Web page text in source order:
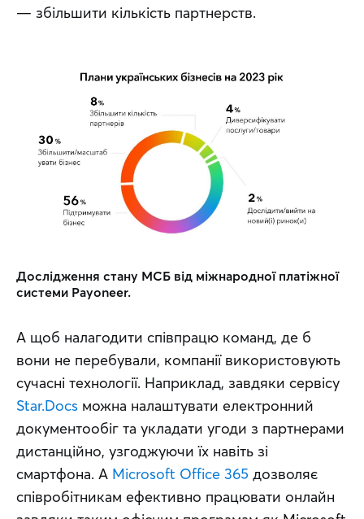
— збільшити кількість партнерств.
Дослідження стану МСБ від міжнародної платіжної
системи Payoneer.
А щоб налагодити співпрацю команд, де б
вони не перебували, компанії використовують
Star.Docs можна налаштувати електронний
документообіг та укладати угоди з партнерами
дистанційно, узгоджуючи їх навіть зі
смартфона. А Microsoft Office 365 дозволяє
співробітникам ефективно працювати онлайн